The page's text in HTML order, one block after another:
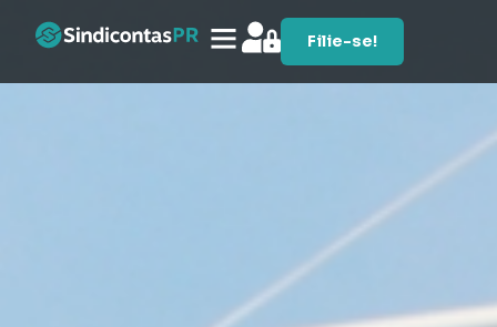
Filie-se!